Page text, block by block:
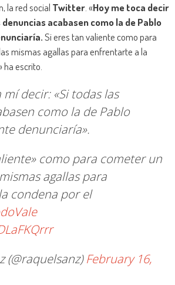
la red social Twitter. «Hoy me toca decir
acabasen como la de Pablo
Si eres tan valiente como para
mismas agallas para enfrentarte a la
escrito.
decir: «Si todas las
como la de Pablo
denunciaría».
como para cometer un
agallas para
condena por el
(@raquelsanz)February 16,